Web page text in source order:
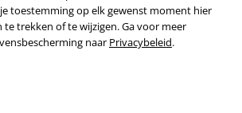
toestemming op elk gewenst moment hier
te trekken of te wijzigen. Ga voor meer
naar Privacybeleid.